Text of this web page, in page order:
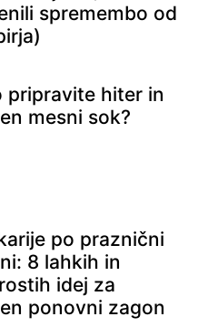
spremembo od
pripravite hiter in
mesni sok?
po praznični
8 lahkih in
idej za
ponovni zagon